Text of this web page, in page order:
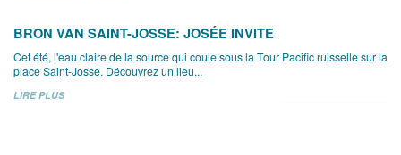
BRON VAN SAINT-JOSSE: JOSÉE INVITE
Cet été, l'eau claire de la source qui coule sous la Tour Pacific ruisselle sur la
place Saint-Josse. Découvrez un lieu...
LIRE PLUS